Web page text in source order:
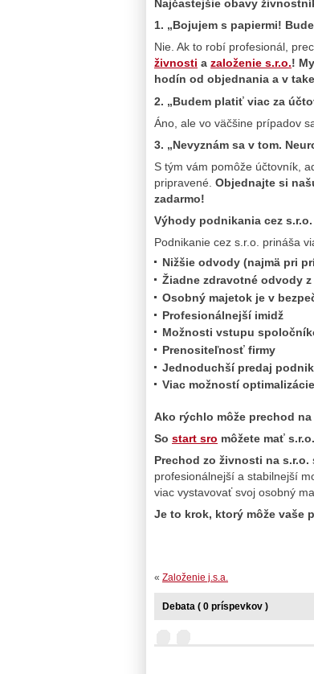
Najčastejšie obavy
1. „Bojujem s papiermi!
Nie. Ak to robí profesionál,
živnosti a založenie s.r.o.!
hodín od objednania a v
2. „Budem platiť viac za
Áno, ale vo väčšine prípadov
3. „Nevyznám sa v tom.
S tým vám pomôže účtovník,
pripravené. Objednajte si
zadarmo!
Výhody podnikania cez s.r.o.
Podnikanie cez s.r.o. prináša
Nižšie odvody (najmä pri
Žiadne zdravotné odvody
Osobný majetok je v
Profesionálnejší imidž
Možnosti vstupu
Prenositeľnosť firmy
Jednoduchší predaj
Viac možností
Ako rýchlo môže prechod
So start sro môžete mať
Prechod zo živnosti na s.r.o.
profesionálnejší a stabilnejší
viac vystavovať svoj osobný
Je to krok, ktorý môže vaše
« Založenie j.s.a.
Debata ( 0 príspevkov )